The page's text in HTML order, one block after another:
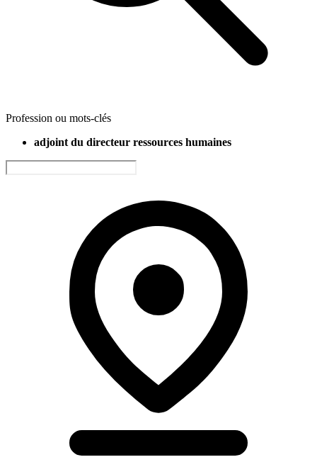
Profession ou mots-clés
adjoint du directeur ressources humaines